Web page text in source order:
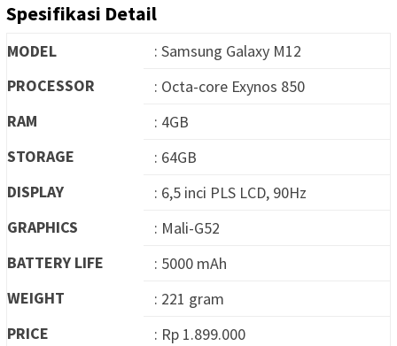
Spesifikasi Detail
MODEL
: Samsung Galaxy M12
PROCESSOR
: Octa-core Exynos 850
RAM
: 4GB
STORAGE
: 64GB
DISPLAY
: 6,5 inci PLS LCD, 90Hz
GRAPHICS
: Mali-G52
BATTERY LIFE
: 5000 mAh
WEIGHT
: 221 gram
PRICE
: Rp 1.899.000